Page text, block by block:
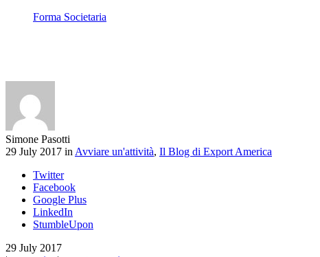
Forma Societaria
Simone Pasotti
29 July 2017 in Avviare un'attività, Il Blog di Export America
Twitter
Facebook
Google Plus
LinkedIn
StumbleUpon
29 July 2017